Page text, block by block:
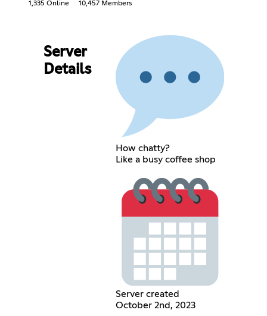
1,335 Online 10,457 Members
Server
Details
How chatty?
Like a busy coffee shop
Server created
October 2nd, 2023